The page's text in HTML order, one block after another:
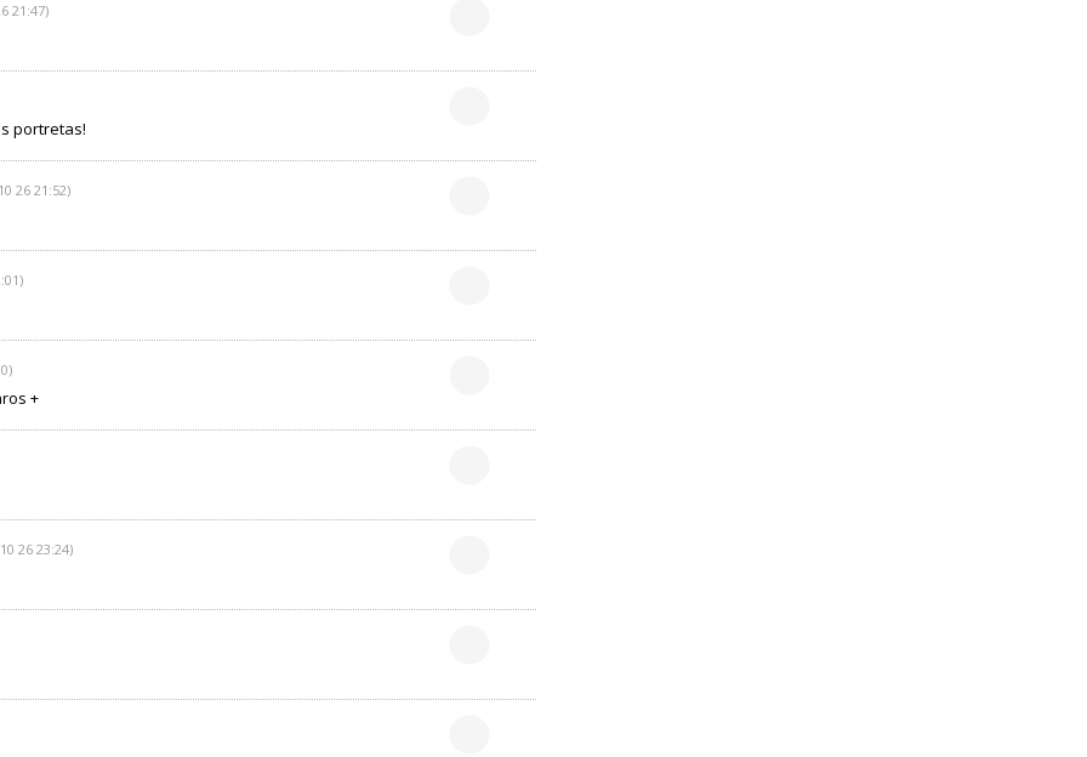
21:47)
portretas!
26 21:52)
+
26 23:24)